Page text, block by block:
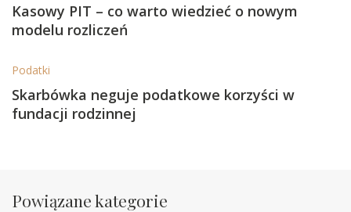
Kasowy PIT – co warto wiedzieć o nowym
modelu rozliczeń
Podatki
Skarbówka neguje podatkowe korzyści w
fundacji rodzinnej
Powiązane kategorie